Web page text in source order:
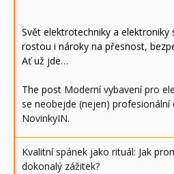
Svět elektrotechniky a elektroniky
rostou i nároky na přesnost,
Ať už jde…
The post Moderní vybavení pro
se neobejde (nejen) profesionální
NovinkyIN.
Kvalitní spánek jako rituál: Jak
dokonalý zážitek?